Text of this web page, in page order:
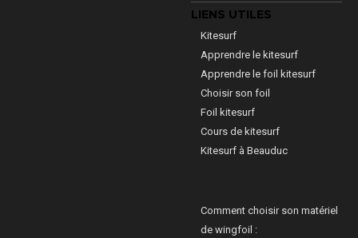
LIENS UTILES
Kitesurf
Apprendre le kitesurf
Apprendre le foil kitesurf
Choisir son foil
Foil kitesurf
Cours de kitesurf
Kitesurf à Beauduc
Comment choisir son matériel
de wingfoil :